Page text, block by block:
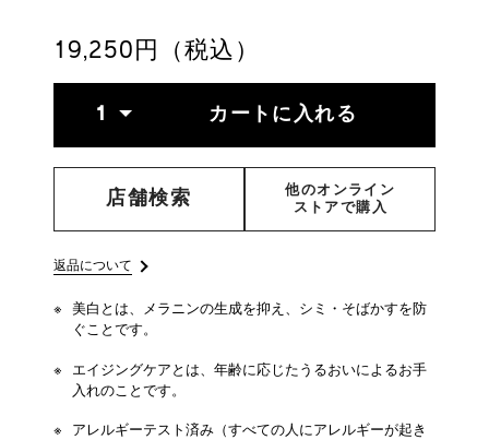
19,250円（税込）
OPTIONS
ACTIONS
1 カートに入れる
店舗検索
他のオンライン
ストアで購入
返品について
美白とは、メラニンの生成を抑え、シミ・そばかすを防
ぐことです。
エイジングケアとは、年齢に応じたうるおいによるお手
入れのことです。
アレルギーテスト済み（すべての人にアレルギーが起き